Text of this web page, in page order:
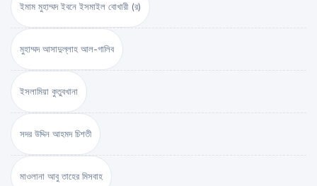
ইমাম মুহাম্মদ ইবনে ইসমাইল বোখারী (র)
মুহাম্মদ আসাদুল্লাহ আল-গালিব
ইসলামিয়া কুতুবখানা
সদর উদ্দিন আহমদ চিশতী
মাওলানা আবু তাহের মিসবাহ